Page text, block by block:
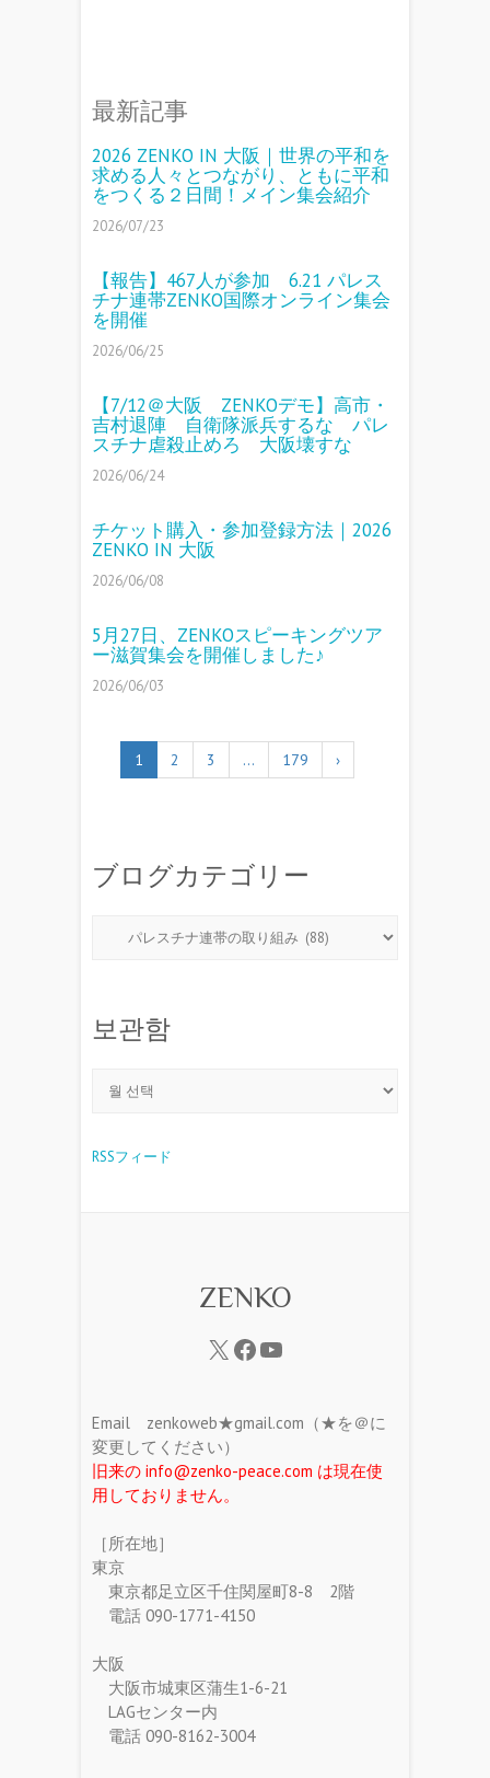
最新記事
2026 ZENKO IN 大阪｜世界の平和を
求める人々とつながり、ともに平和
をつくる２日間！メイン集会紹介
2026/07/23
【報告】467人が参加 6.21 パレス
チナ連帯ZENKO国際オンライン集会
を開催
2026/06/25
【7/12＠大阪 ZENKOデモ】高市・
吉村退陣 自衛隊派兵するな パレ
スチナ虐殺止めろ 大阪壊すな
2026/06/24
チケット購入・参加登録方法｜2026
ZENKO IN 大阪
2026/06/08
5月27日、ZENKOスピーキングツア
ー滋賀集会を開催しました♪
2026/06/03
1 2 3 … 179 ›
ブログカテゴリー
보관함
RSSフィード
ZENKO
Email zenkoweb★gmail.com（★を＠に
変更してください）
旧来の info@zenko-peace.com は現在使
用しておりません。
［所在地］
東京
東京都足立区千住関屋町8-8 2階
電話 090-1771-4150
大阪
大阪市城東区蒲生1-6-21
LAGセンター内
電話 090-8162-3004